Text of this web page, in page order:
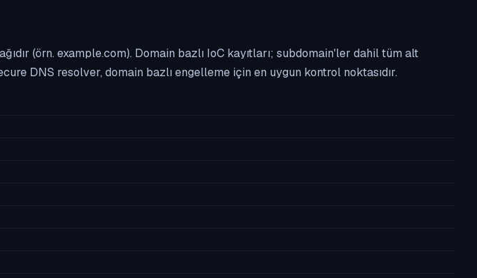
(örn. example.com). Domain bazlı IoC kayıtları; subdomain'ler dahil tüm alt
DNS resolver, domain bazlı engelleme için en uygun kontrol noktasıdır.